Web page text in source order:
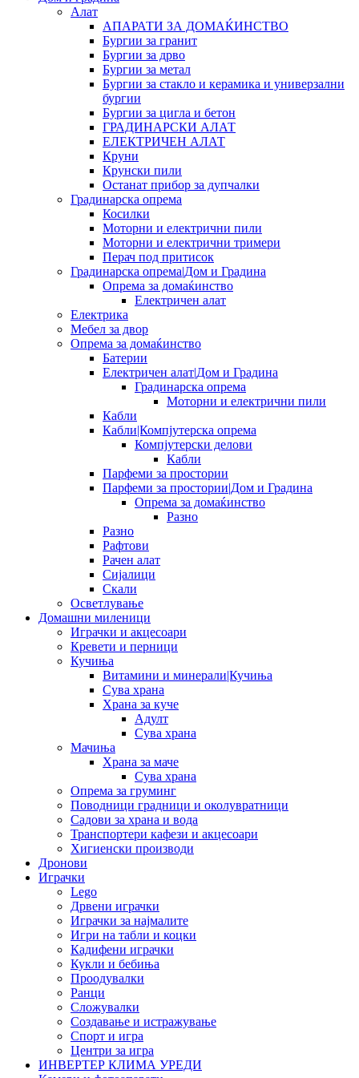
Алат
АПАРАТИ ЗА ДОМАЌИНСТВО
Бургии за гранит
Бургии за дрво
Бургии за метал
Бургии за стакло и керамика и универзални
бургии
Бургии за цигла и бетон
ГРАДИНАРСКИ АЛАТ
ЕЛЕКТРИЧЕН АЛАТ
Круни
Крунски пили
Останат прибор за дупчалки
Градинарска опрема
Косилки
Моторни и електрични пили
Моторни и електрични тримери
Перач под притисок
Градинарска опрема|Дом и Градина
Опрема за домаќинство
Електричен алат
Електрика
Мебел за двор
Опрема за домаќинство
Батерии
Електричен алат|Дом и Градина
Градинарска опрема
Моторни и електрични пили
Кабли
Кабли|Компјутерска опрема
Компјутерски делови
Кабли
Парфеми за простории
Парфеми за простории|Дом и Градина
Опрема за домаќинство
Разно
Разно
Рафтови
Рачен алат
Сијалици
Скали
Осветлување
Домашни миленици
Играчки и акцесоари
Кревети и перници
Кучиња
Витамини и минерали|Кучиња
Сува храна
Храна за куче
Адулт
Сува храна
Мачиња
Храна за маче
Сува храна
Опрема за груминг
Поводници градници и околувратници
Садови за храна и вода
Транспортери кафези и акцесоари
Хигиенски производи
Дронови
Играчки
Lego
Дрвени играчки
Играчки за најмалите
Игри на табли и коцки
Кадифени играчки
Кукли и бебиња
Проодувалки
Ранци
Сложувалки
Создавање и истражување
Спорт и игра
Центри за игра
ИНВЕРТЕР КЛИМА УРЕДИ